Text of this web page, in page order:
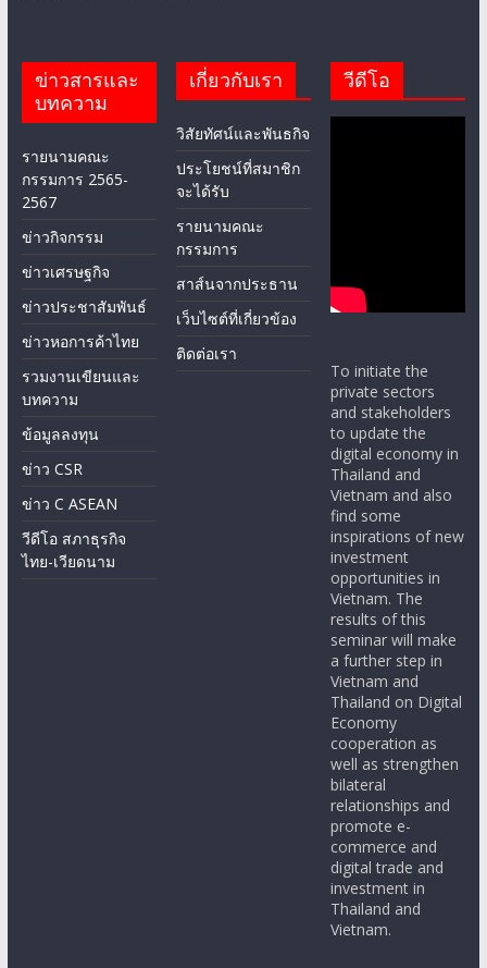
ข่าวสารและ
บทความ
รายนามคณะ
กรรมการ 2565-
2567
ข่าวกิจกรรม
ข่าวเศรษฐกิจ
ข่าวประชาสัมพันธ์
ข่าวหอการค้าไทย
รวมงานเขียนและ
บทความ
ข้อมูลลงทุน
ข่าว CSR
ข่าว C ASEAN
วีดีโอ สภาธุรกิจ
ไทย-เวียดนาม
เกี่ยวกับเรา
วิสัยทัศน์และพันธกิจ
ประโยชน์ที่สมาชิก
จะได้รับ
รายนามคณะ
กรรมการ
สาส์นจากประธาน
เว็บไซต์ที่เกี่ยวข้อง
ติดต่อเรา
วีดีโอ
To initiate the
private sectors
and stakeholders
to update the
digital economy in
Thailand and
Vietnam and also
find some
inspirations of new
investment
opportunities in
Vietnam. The
results of this
seminar will make
a further step in
Vietnam and
Thailand on Digital
Economy
cooperation as
well as strengthen
bilateral
relationships and
promote e-
commerce and
digital trade and
investment in
Thailand and
Vietnam.